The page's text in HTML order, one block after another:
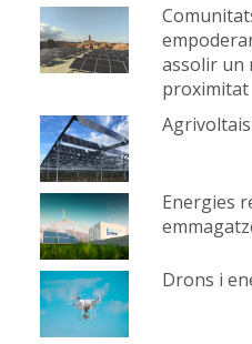
assolir un
proximitat
Energies
Drons i